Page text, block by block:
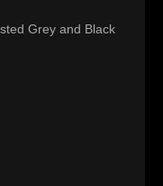
Grey and Black